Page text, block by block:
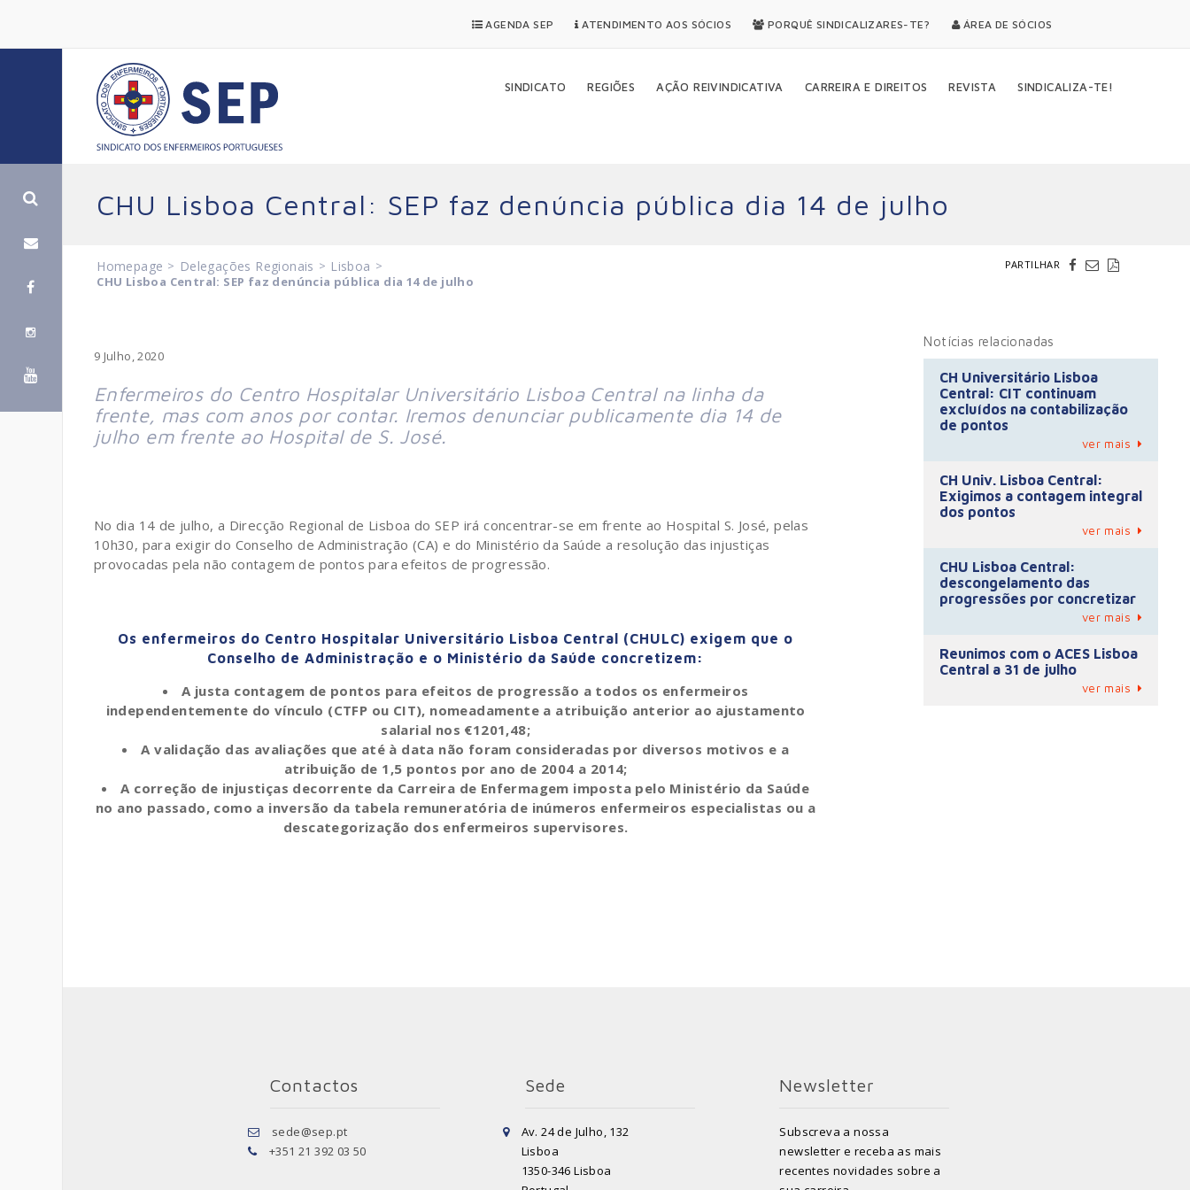
AGENDA SEP ATENDIMENTO AOS SÓCIOS PORQUÊ SINDICALIZARES-TE? ÁREA DE SÓCIOS
SINDICATO REGIÕES AÇÃO REIVINDICATIVA CARREIRA E DIREITOS REVISTA SINDICALIZA-TE!
CHU Lisboa Central: SEP faz denúncia pública dia 14 de julho
Homepage > Delegações Regionais > Lisboa >
CHU Lisboa Central: SEP faz denúncia pública dia 14 de julho
PARTILHAR
9 Julho, 2020
Enfermeiros do Centro Hospitalar Universitário Lisboa Central na linha da
frente, mas com anos por contar. Iremos denunciar publicamente dia 14 de
julho em frente ao Hospital de S. José.
No dia 14 de julho, a Direcção Regional de Lisboa do SEP irá concentrar-se em frente ao Hospital S. José, pelas
10h30, para exigir do Conselho de Administração (CA) e do Ministério da Saúde a resolução das injustiças
provocadas pela não contagem de pontos para efeitos de progressão.
Os enfermeiros do Centro Hospitalar Universitário Lisboa Central (CHULC) exigem que o
Conselho de Administração e o Ministério da Saúde concretizem:
A justa contagem de pontos para efeitos de progressão a todos os enfermeiros
independentemente do vínculo (CTFP ou CIT), nomeadamente a atribuição anterior ao ajustamento
salarial nos €1201,48;
A validação das avaliações que até à data não foram consideradas por diversos motivos e a
atribuição de 1,5 pontos por ano de 2004 a 2014;
A correção de injustiças decorrente da Carreira de Enfermagem imposta pelo Ministério da Saúde
no ano passado, como a inversão da tabela remuneratória de inúmeros enfermeiros especialistas ou a
descategorização dos enfermeiros supervisores.
Notícias relacionadas
CH Universitário Lisboa
Central: CIT continuam
excluídos na contabilização
de pontos
ver mais
CH Univ. Lisboa Central:
Exigimos a contagem integral
dos pontos
ver mais
CHU Lisboa Central:
descongelamento das
progressões por concretizar
ver mais
Reunimos com o ACES Lisboa
Central a 31 de julho
ver mais
Contactos
sede@sep.pt
+351 21 392 03 50
Sede
Av. 24 de Julho, 132
Lisboa
1350-346 Lisboa
Newsletter
Subscreva a nossa
newsletter e receba as mais
recentes novidades sobre a